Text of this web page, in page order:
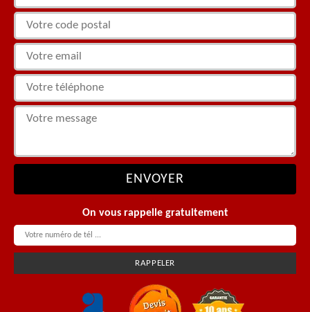
On vous rappelle gratuitement